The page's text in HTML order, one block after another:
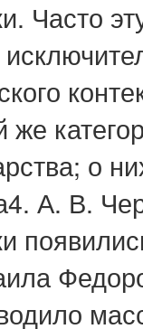
Часто
о
А. В.